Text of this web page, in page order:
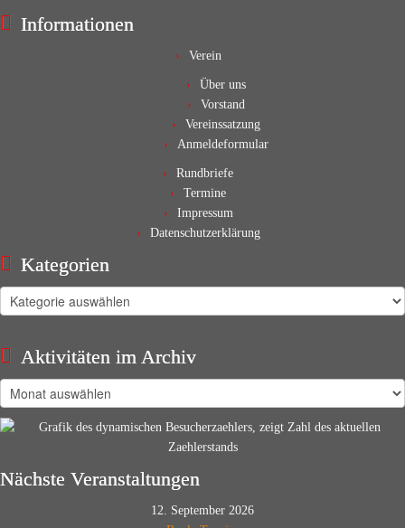
Informationen
Verein
Über uns
Vorstand
Vereinssatzung
Anmeldeformular
Rundbriefe
Termine
Impressum
Datenschutzerklärung
Kategorien
Kategorien
Aktivitäten im Archiv
Aktivitäten
im
Archiv
Nächste Veranstaltungen
12. September 2026